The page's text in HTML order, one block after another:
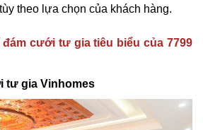
theo lựa chọn của khách hàng.
cưới tư gia tiêu biểu của 7799
tư gia Vinhomes